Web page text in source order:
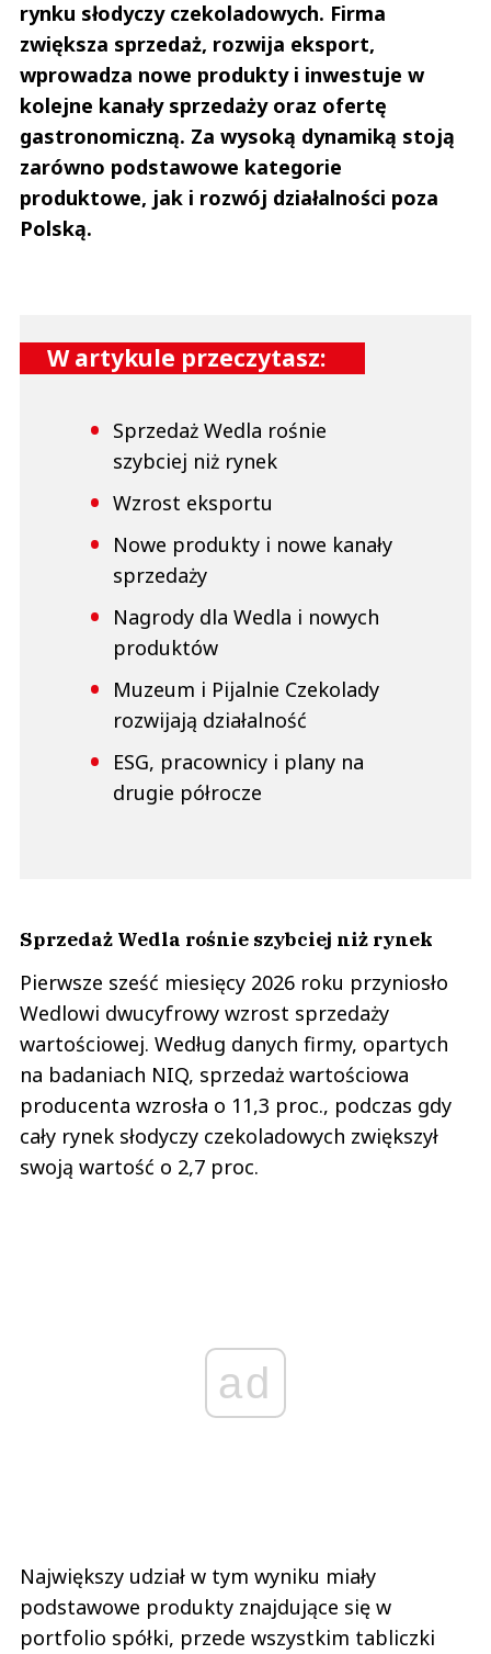
rynku słodyczy czekoladowych. Firma
zwiększa sprzedaż, rozwija eksport,
wprowadza nowe produkty i inwestuje w
kolejne kanały sprzedaży oraz ofertę
gastronomiczną. Za wysoką dynamiką stoją
zarówno podstawowe kategorie
produktowe, jak i rozwój działalności poza
Polską.
W artykule przeczytasz:
Sprzedaż Wedla rośnie
szybciej niż rynek
Wzrost eksportu
Nowe produkty i nowe kanały
sprzedaży
Nagrody dla Wedla i nowych
produktów
Muzeum i Pijalnie Czekolady
rozwijają działalność
ESG, pracownicy i plany na
drugie półrocze
Sprzedaż Wedla rośnie szybciej niż rynek
Pierwsze sześć miesięcy 2026 roku przyniosło
Wedlowi dwucyfrowy wzrost sprzedaży
wartościowej. Według danych firmy, opartych
na badaniach NIQ, sprzedaż wartościowa
producenta wzrosła o 11,3 proc., podczas gdy
cały rynek słodyczy czekoladowych zwiększył
swoją wartość o 2,7 proc.
ad
Największy udział w tym wyniku miały
podstawowe produkty znajdujące się w
portfolio spółki, przede wszystkim tabliczki